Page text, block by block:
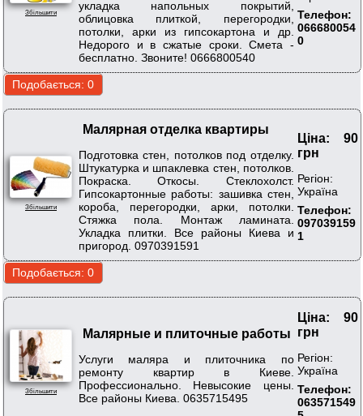
Збільшити
укладка напольных покрытий,
облицовка плиткой, перегородки,
потолки, арки из гипсокартона и др.
Недорого и в сжатые сроки. Смета -
бесплатно. Звоните! 0666800540
Телефон:
066680054
0
Збільшити
Малярная отделка квартиры
Подготовка стен, потолков под отделку.
Штукатурка и шпаклевка стен, потолков.
Покраска. Откосы. Стеклохолст.
Гипсокартонные работы: зашивка стен,
короба, перегородки, арки, потолки.
Стяжка пола. Монтаж ламината.
Укладка плитки. Все районы Киева и
пригород. 0970391591
Ціна: 90
грн
Регіон:
Україна
Телефон:
097039159
1
Збільшити
Малярные и плиточные работы
Услуги маляра и плиточника по
ремонту квартир в Киеве.
Профессионально. Невысокие цены.
Все районы Киева. 0635715495
Ціна: 90
грн
Регіон:
Україна
Телефон:
063571549